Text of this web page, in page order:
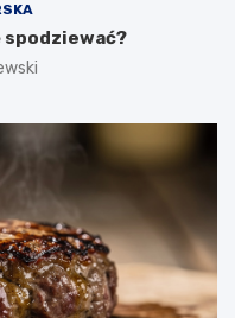
spodziewać?